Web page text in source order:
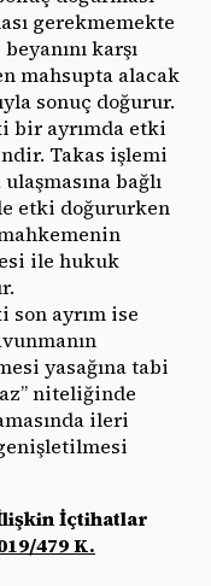
gerekmemekte
karşı
mahsupta alacak
sonuç doğurur.
bir ayrımda etki
Takas işlemi
bağlı
etki doğururken
ile hukuk
son ayrım ise
yasağına tabi
niteliğinde
ileri
İçtihatlar
479 K.